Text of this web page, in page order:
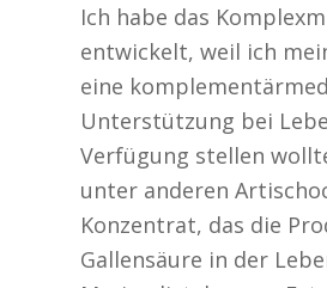
Ich habe das
entwickelt, weil ich
eine
Unterstützung bei
Verfügung stellen
unter anderen
Konzentrat, das die
Gallensäure in der